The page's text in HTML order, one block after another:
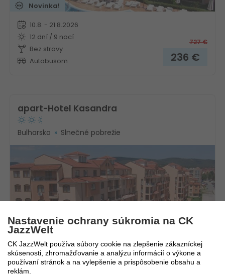
Novinka!
10.8. - 21.8.2026
12 dní / 9 nocí
Bez stravy
Autobusom
727€
236 €
apart-Hotel Kasandra
Bulharsko Slnečné pobrežie
Novinka!
10.8. - 21.8.2026
12 dní / 9 nocí
Bez stravy
715
Nastavenie ochrany súkromia na CK
JazzWelt
CK JazzWelt používa súbory cookie na zlepšenie zákazníckej
skúsenosti, zhromažďovanie a analýzu informácií o výkone a
používaní stránok a na vylepšenie a prispôsobenie obsahu a
reklám.